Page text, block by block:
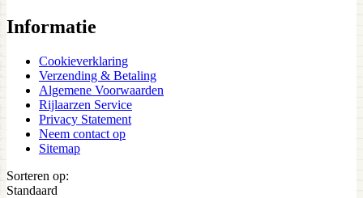
Informatie
Cookieverklaring
Verzending & Betaling
Algemene Voorwaarden
Rijlaarzen Service
Privacy Statement
Neem contact op
Sitemap
Sorteren op:
Standaard